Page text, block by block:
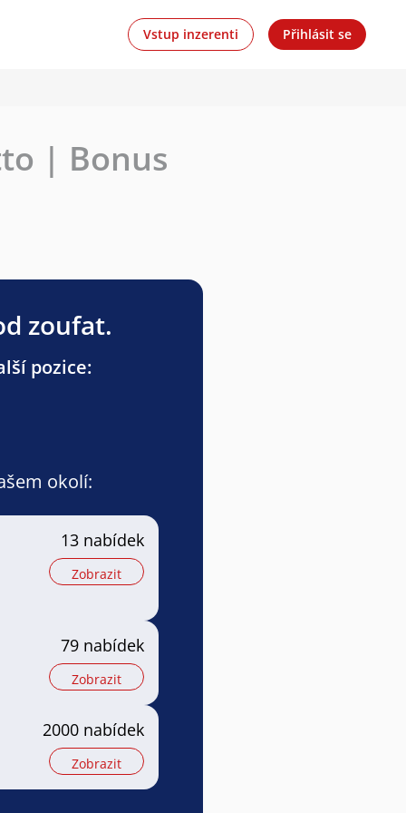
Vstup inzerenti Přihlásit se
| Bonus
zoufat.
pozice:
okolí:
13 nabídek
Zobrazit
79 nabídek
Zobrazit
2000 nabídek
Zobrazit